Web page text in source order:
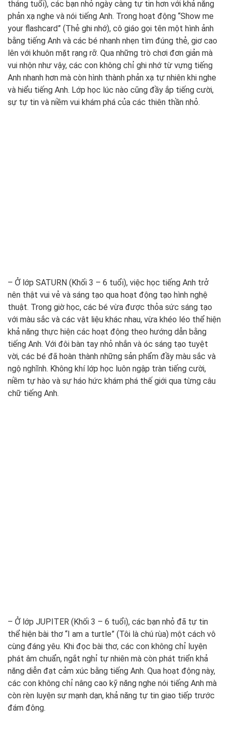
tháng tuổi), các bạn nhỏ ngày càng tự tin hơn với khả năng
phản xạ nghe và nói tiếng Anh. Trong hoạt động “Show me
your flashcard” (Thẻ ghi nhớ), cô giáo gọi tên một hình ảnh
bằng tiếng Anh và các bé nhanh nhẹn tìm đúng thẻ, giơ cao
lên với khuôn mặt rạng rỡ. Qua những trò chơi đơn giản mà
vui nhộn như vậy, các con không chỉ ghi nhớ từ vựng tiếng
Anh nhanh hơn mà còn hình thành phản xạ tự nhiên khi nghe
và hiểu tiếng Anh. Lớp học lúc nào cũng đầy ắp tiếng cười,
sự tự tin và niềm vui khám phá của các thiên thần nhỏ.
– Ở lớp SATURN (Khối 3 – 6 tuổi), việc học tiếng Anh trở
nên thật vui vẻ và sáng tạo qua hoạt động tạo hình nghệ
thuật. Trong giờ học, các bé vừa được thỏa sức sáng tạo
với màu sắc và các vật liệu khác nhau, vừa khéo léo thể hiện
khả năng thực hiện các hoạt động theo hướng dẫn bằng
tiếng Anh. Với đôi bàn tay nhỏ nhắn và óc sáng tạo tuyệt
vời, các bé đã hoàn thành những sản phẩm đầy màu sắc và
ngộ nghĩnh. Không khí lớp học luôn ngập tràn tiếng cười,
niềm tự hào và sự háo hức khám phá thế giới qua từng câu
chữ tiếng Anh.
– Ở lớp JUPITER (Khối 3 – 6 tuổi), các bạn nhỏ đã tự tin
thể hiện bài thơ “I am a turtle” (Tôi là chú rùa) một cách vô
cùng đáng yêu. Khi đọc bài thơ, các con không chỉ luyện
phát âm chuẩn, ngắt nghỉ tự nhiên mà còn phát triển khả
năng diễn đạt cảm xúc bằng tiếng Anh. Qua hoạt động này,
các con không chỉ nâng cao kỹ năng nghe nói tiếng Anh mà
còn rèn luyện sự mạnh dạn, khả năng tự tin giao tiếp trước
đám đông.